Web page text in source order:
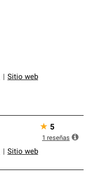
Sitio web
Sitio web
★ 5
1 reseñas